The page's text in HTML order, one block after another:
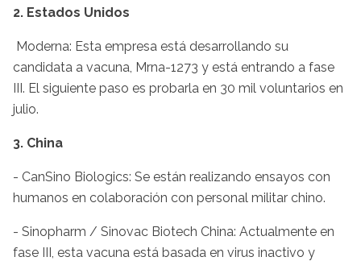
2. Estados Unidos
Moderna: Esta empresa está desarrollando su
candidata a vacuna, Mrna-1273 y está entrando a fase
III. El siguiente paso es probarla en 30 mil voluntarios en
julio.
3. China
- CanSino Biologics: Se están realizando ensayos con
humanos en colaboración con personal militar chino.
- Sinopharm / Sinovac Biotech China: Actualmente en
fase III, esta vacuna está basada en virus inactivo y